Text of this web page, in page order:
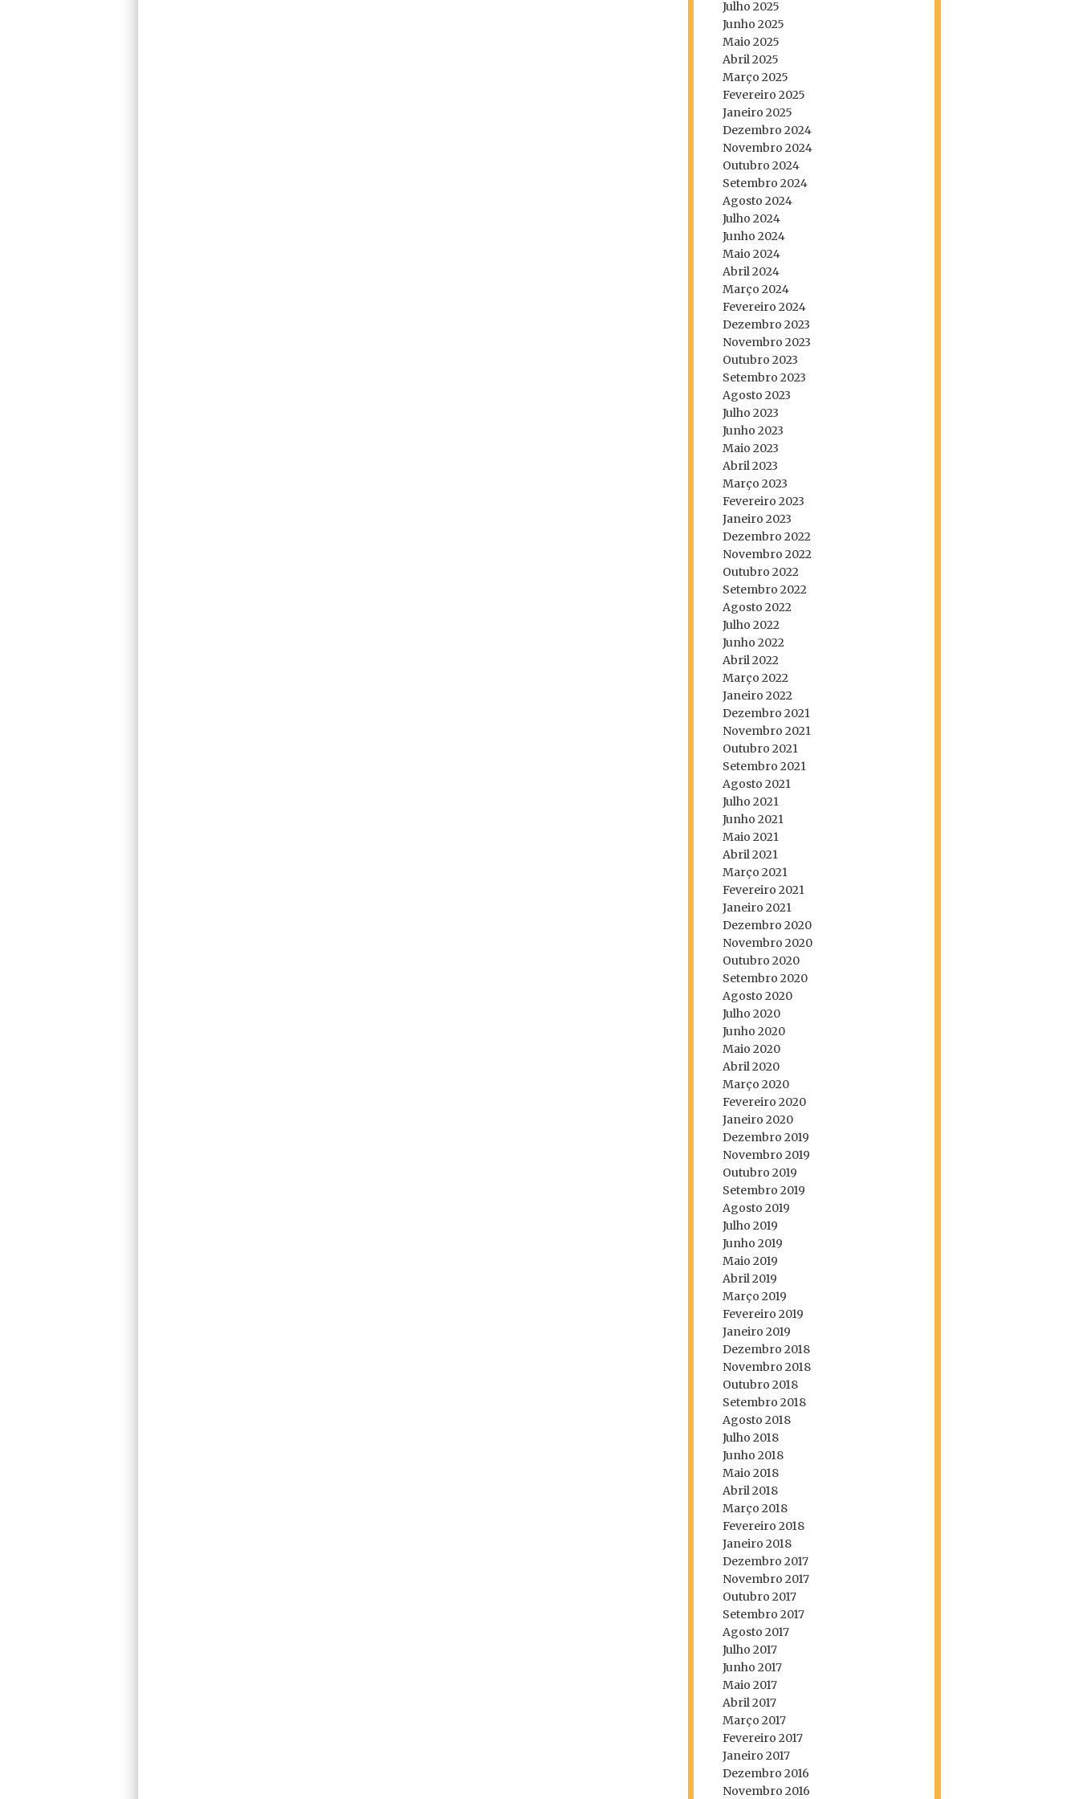
Julho 2025
Junho 2025
Maio 2025
Abril 2025
Março 2025
Fevereiro 2025
Janeiro 2025
Dezembro 2024
Novembro 2024
Outubro 2024
Setembro 2024
Agosto 2024
Julho 2024
Junho 2024
Maio 2024
Abril 2024
Março 2024
Fevereiro 2024
Dezembro 2023
Novembro 2023
Outubro 2023
Setembro 2023
Agosto 2023
Julho 2023
Junho 2023
Maio 2023
Abril 2023
Março 2023
Fevereiro 2023
Janeiro 2023
Dezembro 2022
Novembro 2022
Outubro 2022
Setembro 2022
Agosto 2022
Julho 2022
Junho 2022
Abril 2022
Março 2022
Janeiro 2022
Dezembro 2021
Novembro 2021
Outubro 2021
Setembro 2021
Agosto 2021
Julho 2021
Junho 2021
Maio 2021
Abril 2021
Março 2021
Fevereiro 2021
Janeiro 2021
Dezembro 2020
Novembro 2020
Outubro 2020
Setembro 2020
Agosto 2020
Julho 2020
Junho 2020
Maio 2020
Abril 2020
Março 2020
Fevereiro 2020
Janeiro 2020
Dezembro 2019
Novembro 2019
Outubro 2019
Setembro 2019
Agosto 2019
Julho 2019
Junho 2019
Maio 2019
Abril 2019
Março 2019
Fevereiro 2019
Janeiro 2019
Dezembro 2018
Novembro 2018
Outubro 2018
Setembro 2018
Agosto 2018
Julho 2018
Junho 2018
Maio 2018
Abril 2018
Março 2018
Fevereiro 2018
Janeiro 2018
Dezembro 2017
Novembro 2017
Outubro 2017
Setembro 2017
Agosto 2017
Julho 2017
Junho 2017
Maio 2017
Abril 2017
Março 2017
Fevereiro 2017
Janeiro 2017
Dezembro 2016
Novembro 2016